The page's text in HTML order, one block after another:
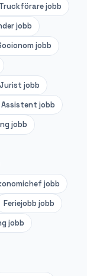
Truckförarejobb
jobb
jobb
Jurist jobb
Assistent jobb
jobb
jobb
Feriejobb jobb
jobb